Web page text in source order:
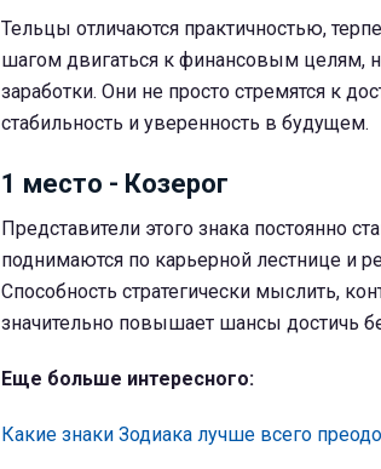
Тельцы отличаются практичностью,
шагом двигаться к финансовым целям,
заработки. Они не просто стремятся к
стабильность и уверенность в будущем.
1 место - Козерог
Представители этого знака постоянно
поднимаются по карьерной лестнице и
Способность стратегически мыслить,
значительно повышает шансы достичь
Еще больше интересного:
Какие знаки Зодиака лучше всего